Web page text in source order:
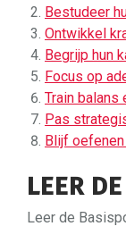
Bestudeer
Ontwikkel
Begrijp hun
Focus op
Train balans
Pas
Blijf
LEER
Leer de